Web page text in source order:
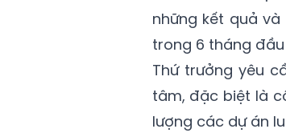
những kết quả
trong 6 tháng
Thứ trưởng yêu
tâm, đặc biệt là
lượng các dự án